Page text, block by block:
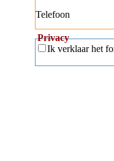
Telefoon
Privacy
Ik verklaar het